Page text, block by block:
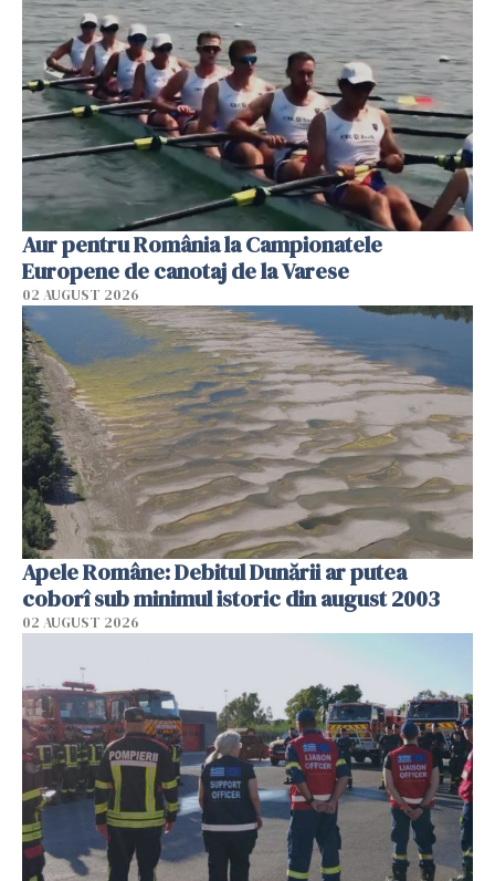
Aur pentru România la Campionatele
Europene de canotaj de la Varese
02 AUGUST 2026
Apele Române: Debitul Dunării ar putea
coborî sub minimul istoric din august 2003
02 AUGUST 2026